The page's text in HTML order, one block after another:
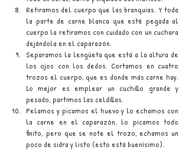
Retiramos del cuerpo que las branquias. Y toda
la parte de carne blanca que esté pegada al
cuerpo la retiramos con cuidado con un cuchara
dejándola en el caparazón.
Separamos la lengüeta que está a la altura de
los ojos con los dedos. Cortamos en cuatro
trozos el cuerpo, que es donde más carne hay.
Lo mejor es emplear un cuchillo grande y
pesado, partimos las celdillas.
Pelamos y picamos el huevo y lo echamos con
la carne en el caparazón, lo picamos todo
finito, pero que se note el trozo, echamos un
poco de sidra y listo (esto está buenísimo).